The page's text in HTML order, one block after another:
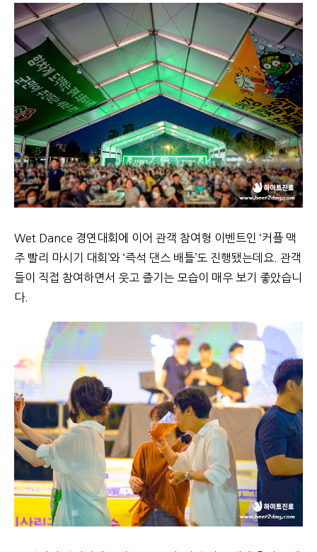
Wet Dance 경연대회에 이어 관객 참여형 이벤트인 ‘커플 맥
주 빨리 마시기 대회’와 ‘즉석 댄스 배틀’도 진행됐는데요. 관객
들이 직접 참여하면서 웃고 즐기는 모습이 매우 보기 좋았습니
다.